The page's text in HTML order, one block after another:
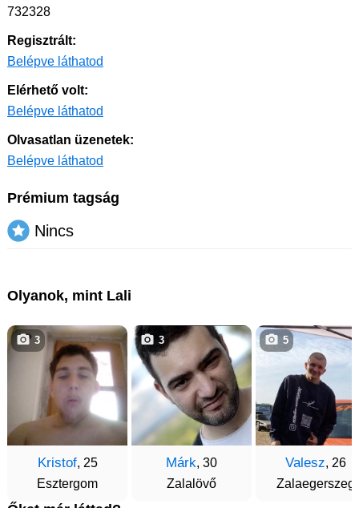
732328
Regisztrált:
Belépve láthatod
Elérhető volt:
Belépve láthatod
Olvasatlan üzenetek:
Belépve láthatod
Prémium tagság
Nincs
Olyanok, mint Lali
Kristof, 25
Esztergom
3
Márk, 30
Zalalövő
3
Valesz, 26
Zalaegerszeg
5